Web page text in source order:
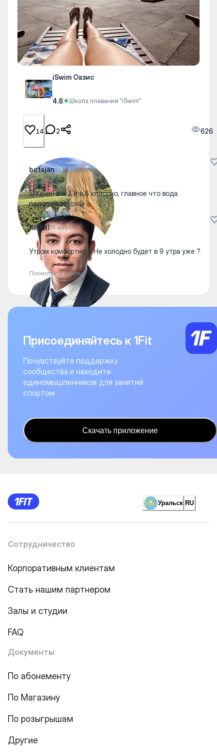
iSwim Оазис
4.8★Школа плавания "iSwim"
14 2 626
botajan19 августа
@Kevin1 и в 7 и в 8 классно, главное что вода
подогревается😀
Kevin115 августа
Утром комфортно ? Не холодно будет в 9 утра уже ?
Посмотреть ответы
Присоединяйтесь к 1Fit
Почувствуйте поддержку
сообщества и находите
единомышленников для занятий
спортом
Скачать приложение
Уральск RU
Сотрудничество
Корпоративным клиентам
Стать нашим партнером
Залы и студии
FAQ
Документы
По абонементу
По Магазину
По розыгрышам
Другие